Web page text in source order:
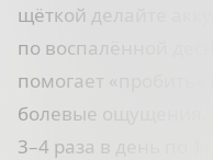
щёткой делайте
по воспалённой
помогает
болевые ощущения.
3–4 раза в день по